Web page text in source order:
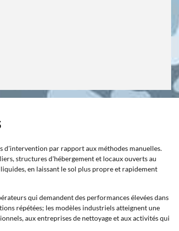
d'intervention par rapport aux méthodes manuelles.
structures d'hébergement et locaux ouverts au
en laissant le sol plus propre et rapidement
qui demandent des performances élevées dans
répétées; les modèles industriels atteignent une
aux entreprises de nettoyage et aux activités qui